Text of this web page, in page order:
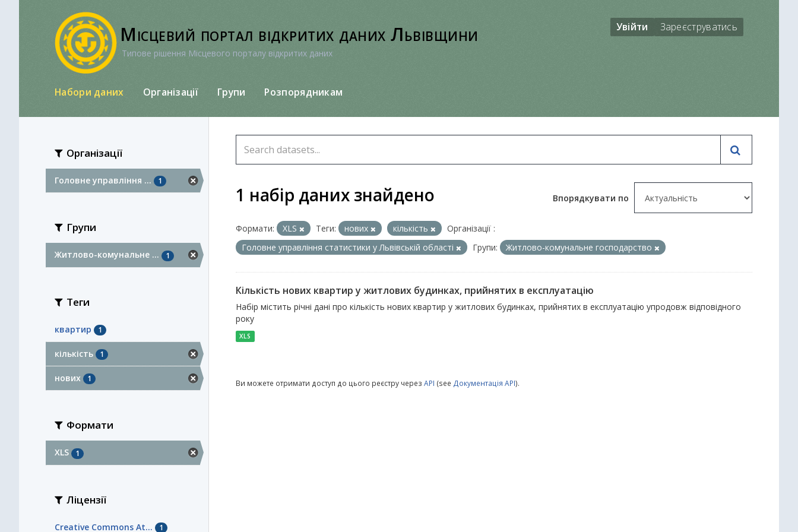
Місцевий портал відкритих даних Львівщини
Типове рішення Місцевого порталу відкритих даних
Увійти Зареєструватись
Набори даних Організації Групи Розпорядникам
Організації
Головне управління ... 1
Групи
Житлово-комунальне ... 1
Теги
квартир 1
кількість 1
нових 1
Формати
XLS 1
Ліцензії
Creative Commons At... 1
Впорядкувати по
1 набір даних знайдено
Формати: XLS Теги: нових кількість
Організації :
Головне управління статистики у Львівській області
Групи: Житлово-комунальне господарство
Кількість нових квартир у житлових будинках, прийнятих в експлуатацію
Набір містить річні дані про кількість нових квартир у житлових будинках, прийнятих в експлуатацію упродовж відповідного
року
XLS
Ви можете отримати доступ до цього реєстру через API (see Документація API).